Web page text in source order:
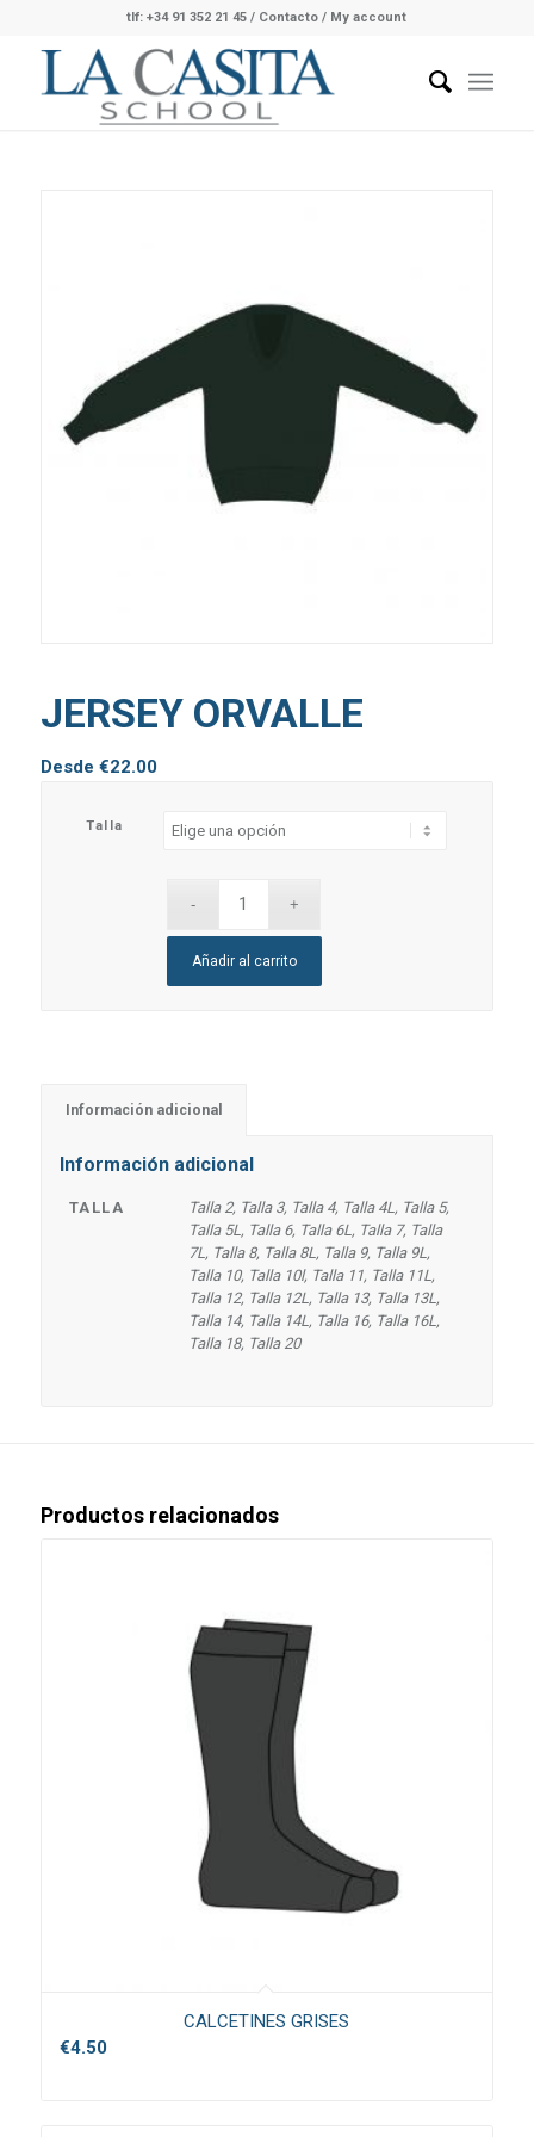
tlf: +34 91 352 21 45 / Contacto/ My account
JERSEY ORVALLE
Desde €22.00
Talla
Añadir al carrito
Información adicional
Información adicional
TALLA
Talla 2, Talla 3, Talla 4, Talla 4L, Talla 5,
Talla 5L, Talla 6, Talla 6L, Talla 7, Talla
7L, Talla 8, Talla 8L, Talla 9, Talla 9L,
Talla 10, Talla 10l, Talla 11, Talla 11L,
Talla 12, Talla 12L, Talla 13, Talla 13L,
Talla 14, Talla 14L, Talla 16, Talla 16L,
Talla 18, Talla 20
Productos relacionados
CALCETINES GRISES
€4.50